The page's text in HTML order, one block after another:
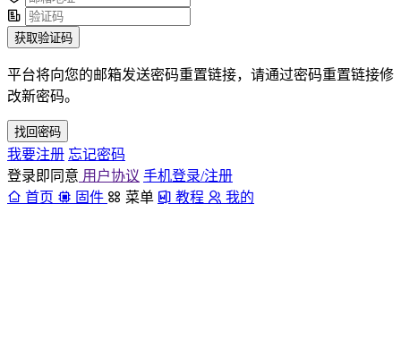
获取验证码
平台将向您的邮箱发送密码重置链接，请通过密码重置链接修
改新密码。
找回密码
我要注册 忘记密码
登录即同意 用户协议 手机登录/注册
首页
固件 菜单 教程 我的